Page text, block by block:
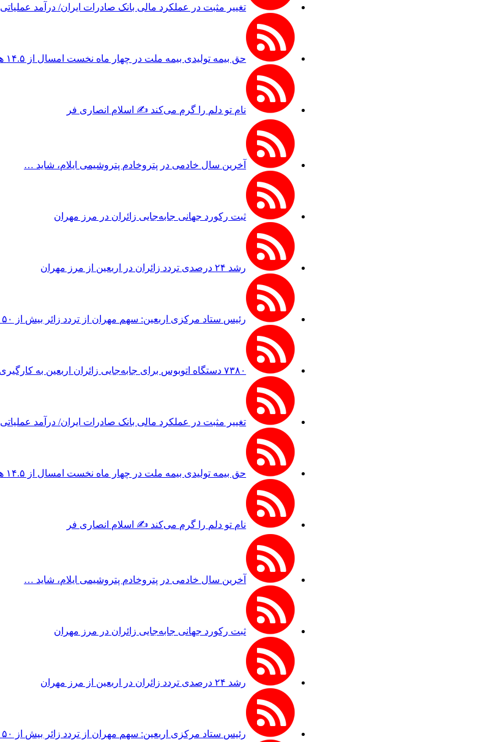
تغییر مثبت در عملکرد مالی بانک صادرات ایران/ درآمد عملیاتی ۸۰ درصد رشد کرد
حق بیمه تولیدی بیمه ملت در چهار ماه نخست امسال از ۱۴.۵ همت گذشت/ رشد ۹۰ درصدی نسبت به مدت مشابه سال گذشته
نام تو دلم را گرم می‌کند ✍️ اسلام انصاری فر
آخرین سال خادمی در پتروخادم پتروشیمی ایلام، شاید …
ثبت رکورد جهانی جابه‌جایی زائران در مرز مهران
رشد ۲۴ درصدی تردد زائران در اربعین از مرز مهران
رئیس ستاد مرکزی اربعین: سهم مهران از تردد زائر بیش از ۵۰ درصد است
۷۳۸۰ دستگاه اتوبوس برای جابه‌جایی زائران اربعین به‌ کارگیری شد
تغییر مثبت در عملکرد مالی بانک صادرات ایران/ درآمد عملیاتی ۸۰ درصد رشد کرد
حق بیمه تولیدی بیمه ملت در چهار ماه نخست امسال از ۱۴.۵ همت گذشت/ رشد ۹۰ درصدی نسبت به مدت مشابه سال گذشته
نام تو دلم را گرم می‌کند ✍️ اسلام انصاری فر
آخرین سال خادمی در پتروخادم پتروشیمی ایلام، شاید …
ثبت رکورد جهانی جابه‌جایی زائران در مرز مهران
رشد ۲۴ درصدی تردد زائران در اربعین از مرز مهران
رئیس ستاد مرکزی اربعین: سهم مهران از تردد زائر بیش از ۵۰ درصد است